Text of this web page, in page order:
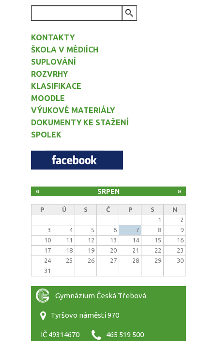
KONTAKTY
ŠKOLA V MÉDIÍCH
SUPLOVÁNÍ
ROZVRHY
KLASIFIKACE
MOODLE
VÝUKOVÉ MATERIÁLY
DOKUMENTY KE STAŽENÍ
SPOLEK
SRPEN
« »
P Ú S Č P S
N
1
2
3
4 5 6 7 8
9
10
11 12 13 14 15
16
17
18 19 20 21 22
23
24
25 26 27 28 29
30
31
Gymnázium Česká Třebová
Tyršovo náměstí 970
IČ 49314670 465 519 500